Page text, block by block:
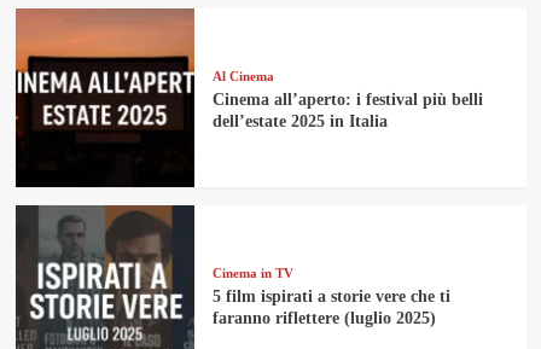
Al Cinema
Cinema all’aperto: i festival più belli
dell’estate 2025 in Italia
Cinema in TV
5 film ispirati a storie vere che ti
faranno riflettere (luglio 2025)